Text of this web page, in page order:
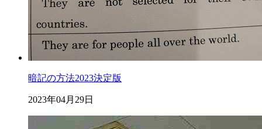
暗記の方法2023決定版
2023年04月29日